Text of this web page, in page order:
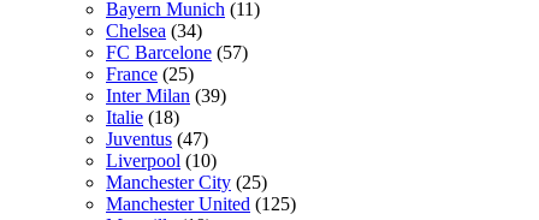
Bayern Munich (11)
Chelsea (34)
FC Barcelone (57)
France (25)
Inter Milan (39)
Italie (18)
Juventus (47)
Liverpool (10)
Manchester City (25)
Manchester United (125)